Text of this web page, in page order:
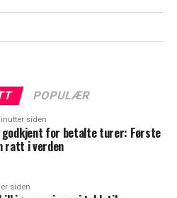
POPULÆR
siden
godkjent for betalte turer: Første
ratt i verden
siden